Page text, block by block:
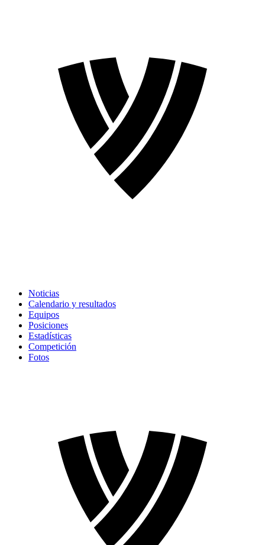
Noticias
Calendario y resultados
Equipos
Posiciones
Estadísticas
Competición
Fotos